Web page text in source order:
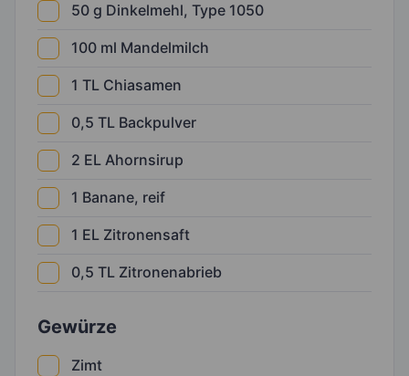
50 g Dinkelmehl, Type 1050
100 ml Mandelmilch
1 TL Chiasamen
0,5 TL Backpulver
2 EL Ahornsirup
1 Banane, reif
1 EL Zitronensaft
0,5 TL Zitronenabrieb
Gewürze
Zimt